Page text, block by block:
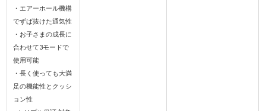
・エアーホール機構
でずば抜けた通気性
・お子さまの成長に
合わせて3モードで
使用可能
・長く使っても大満
足の機能性とクッシ
ョン性